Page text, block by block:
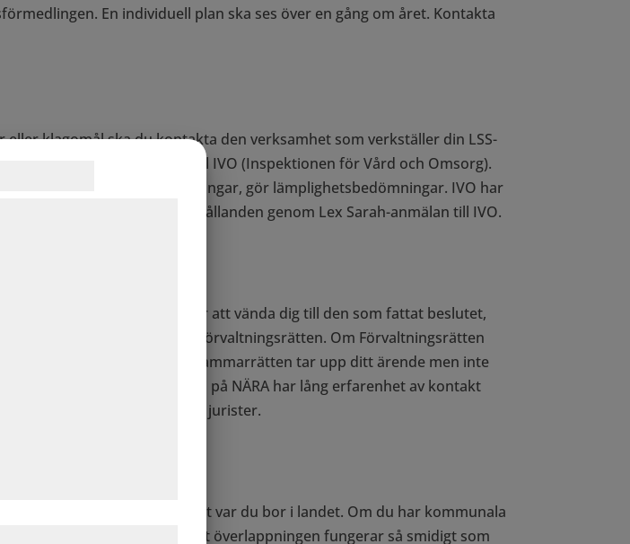
En individuell plan ska ses över en gång om året. Kontakta
klagomål ska du kontakta den verksamhet som verkställer din LSS-
även göra en anmälan till IVO (Inspektionen för Vård och Omsorg).
tar även emot anmälningar, gör lämplighetsbedömningar. IVO har
att anmäla missförhållanden genom Lex Sarah-anmälan till IVO.
överklaga. Första steget är att vända dig till den som fattat beslutet,
vänder du dig till Förvaltningsrätten. Om Förvaltningsrätten
få ditt ärende prövat. Om Kammarrätten tar upp ditt ärende men inte
förvaltningsdomstolen. Vi på NÄRA har lång erfarenhet av kontakt
behov även samarbete med jurister.
följer med dig oavsett var du bor i landet. Om du har kommunala
ett förhandsbesked så att överlappningen fungerar så smidigt som